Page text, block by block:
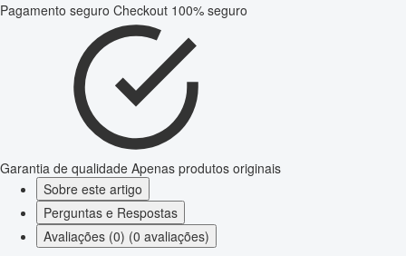
Pagamento seguro Checkout 100% seguro
Garantia de qualidade Apenas produtos originais
Sobre este artigo
Perguntas e Respostas
Avaliações (0) (0 avaliações)